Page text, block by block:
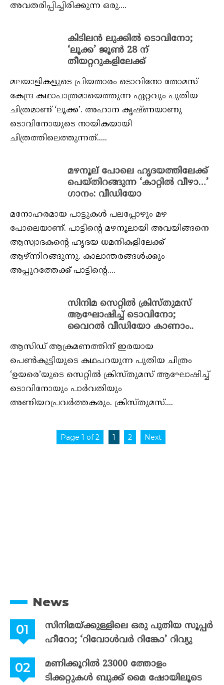
അവതരിപ്പിച്ചിരിക്കുന്ന ഒരു....
കിടിലന്‍ ലുക്കില്‍ ടൊവിനോ;
‘ലൂക്ക’ ജൂണ്‍ 28 ന്
തീയറ്ററുകളിലേക്ക്
മലയാളികളുടെ പ്രിയതാരം ടൊവിനോ തോമസ്
കേന്ദ്ര കഥാപാത്രമായെത്തുന്ന ഏറ്റവും പുതിയ
ചിത്രമാണ് ‘ലൂക്ക’. അഹാന കൃഷ്ണയാണു
ടൊവിനോയുടെ നായികയായി
ചിത്രത്തിലെത്തുന്നത്.....
മഴനൂല് പോലെ ഹൃദയത്തിലേക്ക്
പെയ്തിറങ്ങുന്ന ‘കാറ്റില്‍ വീഴാ…’
ഗാനം: വീഡിയോ
മനോഹരമായ പാട്ടുകള്‍ പലപ്പോഴും മഴ
പോലെയാണ്. പാട്ടിന്റെ മഴനൂലായി അവയിങ്ങനെ
ആസ്വാദകന്റെ ഹൃദയ ധമനികളിലേക്ക്
ആഴ്ന്നിറങ്ങുന്നു. കാലാന്തരങ്ങള്‍ക്കും
അപ്പുറത്തേക്ക് പാട്ടിന്റെ....
സിനിമ സെറ്റിൽ ക്രിസ്തുമസ്
ആഘോഷിച്ച് ടൊവിനോ;
വൈറൽ വീഡിയോ കാണാം..
ആസിഡ് ആക്രമണത്തിന് ഇരയായ
പെൺകുട്ടിയുടെ കഥപറയുന്ന പുതിയ ചിത്രം
‘ഉയരെ’യുടെ സെറ്റിൽ ക്രിസ്തുമസ് ആഘോഷിച്ച്
ടൊവിനോയും പാർവതിയും
അണിയറപ്രവർത്തകരും. ക്രിസ്തുമസ്....
Page 1 of 2 1 2 Next
News
സിനിമയ്ക്കുള്ളിലെ ഒരു പുതിയ സൂപ്പർ
ഹീറോ; ‘റിവോൾവർ റിങ്കോ’ റിവ്യു
മണിക്കൂറിൽ 23000 ത്തോളം
ടിക്കറ്റുകൾ ബുക്ക് മൈ ഷോയിലൂടെ